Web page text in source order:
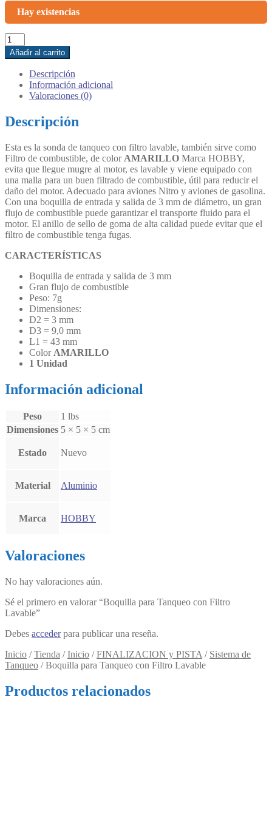
was:
$ 15.000.$ 12.000.
Hay existencias
Boquilla
para
Tanqueo
Filtro
Lavable
cantidad
Añadir al carrito
Descripción
Información adicional
Valoraciones (0)
Descripción
Esta es la sonda de tanqueo con filtro lavable, también sirve como
Filtro de combustible, de color AMARILLO Marca HOBBY,
evita que llegue mugre al motor, es lavable y viene equipado con
una malla para un buen filtrado de combustible, útil para reducir el
daño del motor. Adecuado para aviones Nitro y aviones de gasolina.
Con una boquilla de entrada y salida de 3 mm de diámetro, un gran
flujo de combustible puede garantizar el transporte fluido para el
motor. El anillo de sello de goma de alta calidad puede evitar que el
filtro de combustible tenga fugas.
CARACTERÍSTICAS
Boquilla de entrada y salida de 3 mm
Gran flujo de combustible
Peso: 7g
Dimensiones:
D2 = 3 mm
D3 = 9,0 mm
L1 = 43 mm
Color AMARILLO
1 Unidad
Información adicional
Peso
1 lbs
Dimensiones 5 × 5 × 5 cm
Estado Nuevo
Material Aluminio
Marca HOBBY
Valoraciones
No hay valoraciones aún.
Sé el primero en valorar “Boquilla para Tanqueo con Filtro
Lavable”
Debes accederpara publicar una reseña.
Inicio /Tienda /Inicio /FINALIZACION y PISTA / Sistema de
Tanqueo /Boquilla para Tanqueo con Filtro Lavable
Productos relacionados